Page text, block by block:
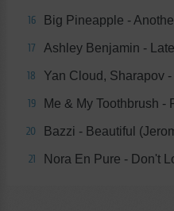
16 Big Pineapple -
17 Ashley Benjamin -
18 Yan Cloud, Sharapov
19 Me & My Toothbrush
20 Bazzi - Beautiful
21 Nora En Pure - Don't